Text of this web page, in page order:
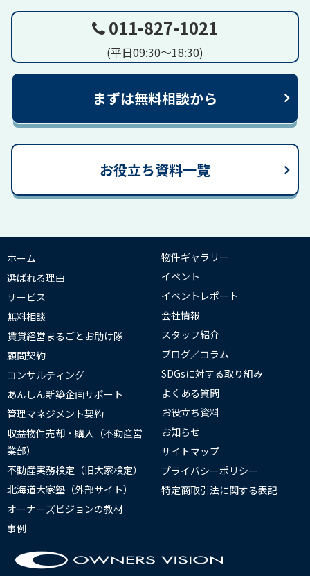
011-827-1021
(平日09:30～18:30)
まずは無料相談から
お役立ち資料一覧
ホーム
選ばれる理由
サービス
無料相談
賃貸経営まるごとお助け隊
顧問契約
コンサルティング
あんしん新築企画サポート
管理マネジメント契約
収益物件売却・購入（不動産営
業部）
不動産実務検定（旧大家検定）
北海道大家塾（外部サイト）
オーナーズビジョンの教材
事例
物件ギャラリー
イベント
イベントレポート
会社情報
スタッフ紹介
ブログ／コラム
SDGsに対する取り組み
よくある質問
お役立ち資料
お知らせ
サイトマップ
プライバシーポリシー
特定商取引法に関する表記